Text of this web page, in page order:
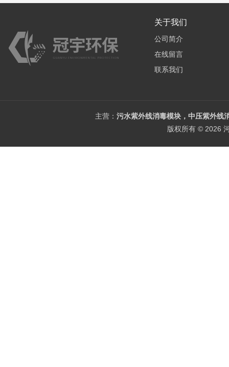
关于我们
公司简介
在线留言
联系我们
主营： 污水紫外线消毒模块，中压紫外线
版权所有 © 2026